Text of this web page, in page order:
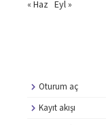
« Haz Eyl »
Oturum aç
Kayıt akışı